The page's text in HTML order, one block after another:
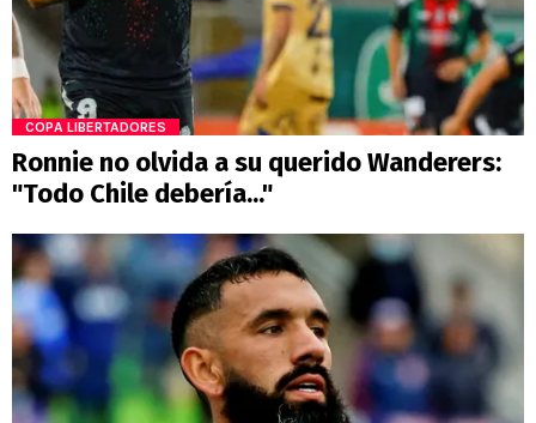
COPA LIBERTADORES
Ronnie no olvida a su querido Wanderers:
"Todo Chile debería..."